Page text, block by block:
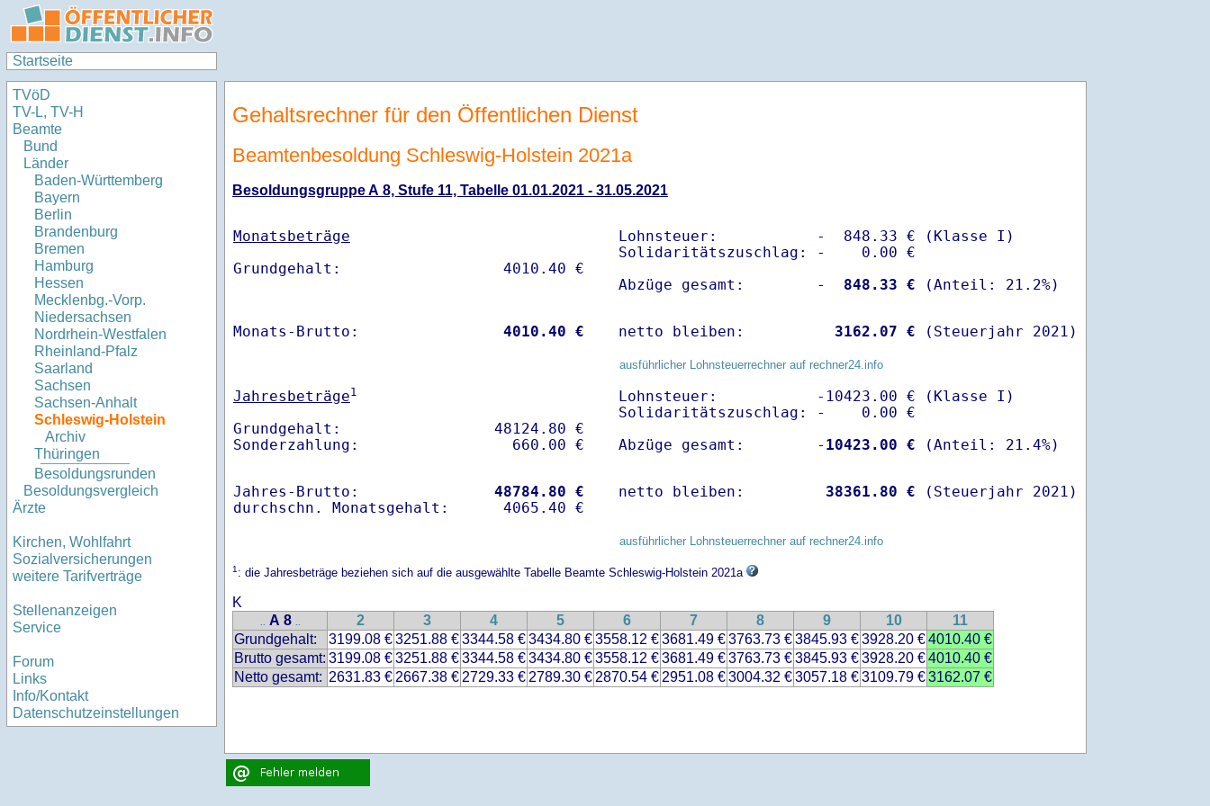
Startseite
TVöD
TV-L, TV-H
Beamte
Bund
Länder
Baden-Württemberg
Bayern
Berlin
Brandenburg
Bremen
Hamburg
Hessen
Mecklenbg.-Vorp.
Niedersachsen
Nordrhein-Westfalen
Rheinland-Pfalz
Saarland
Sachsen
Sachsen-Anhalt
Schleswig-Holstein
Archiv
Thüringen
Besoldungsrunden
Besoldungsvergleich
Ärzte
Kirchen, Wohlfahrt
Sozialversicherungen
weitere Tarifverträge
Stellenanzeigen
Service
Forum
Links
Info/Kontakt
Datenschutzeinstellungen
Gehaltsrechner für den Öffentlichen Dienst
Beamtenbesoldung Schleswig-Holstein 2021a
Besoldungsgruppe A 8, Stufe 11, Tabelle 01.01.2021 - 31.05.2021
Monatsbeträge
Lohnsteuer:           -  848.33 € (Klasse I)
Solidaritätszuschlag: -    0.00 €
Abzüge gesamt:        -
  848.33 €
Monats-Brutto: 4010.40 € netto bleiben: 3162.07 € (Steuerjahr 2021)
ausführlicher Lohnsteuerrechner auf rechner24.info
Jahresbeträge1
Grundgehalt:                 48124.80 €
Lohnsteuer:           -10423.00 € (Klasse I)
Solidaritätszuschlag: -    0.00 €
Abzüge gesamt:        - 10423.00 €
Jahres-Brutto: 48784.80 €
netto bleiben: 38361.80 € (Steuerjahr 2021)
ausführlicher Lohnsteuerrechner auf rechner24.info
1: die Jahresbeträge beziehen sich auf die ausgewählte Tabelle Beamte Schleswig-Holstein 2021a
K
.. A 8 .. 2 3 4 5 6 7 8 9 10
11
Grundgehalt:
3199.08 €3251.88 €3344.58 €3434.80 €3558.12 €3681.49 €3763.73 €3845.93 €3928.20 €4010.40 €
Brutto gesamt: 3199.08 €3251.88 €3344.58 €3434.80 €3558.12 €3681.49 €3763.73 €3845.93 €3928.20 €4010.40 €
Netto gesamt: 2631.83 € 2667.38 € 2729.33 € 2789.30 € 2870.54 € 2951.08 €3004.32 €3057.18 €3109.79 €3162.07 €